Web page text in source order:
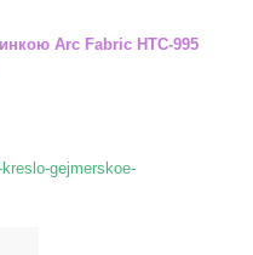
Arc Fabric HTC-995
gejmerskoe-